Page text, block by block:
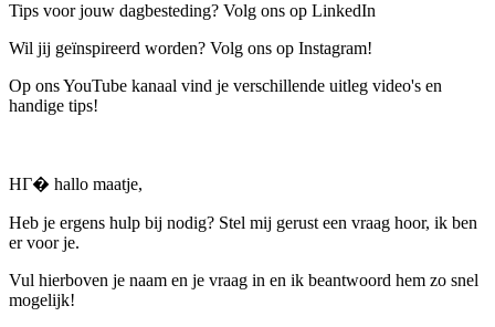
Tips voor jouw dagbesteding? Volg ons op LinkedIn
Wil jij geïnspireerd worden? Volg ons op Instagram!
Op ons YouTube kanaal vind je verschillende uitleg video's en
handige tips!
HГ� hallo maatje,
Heb je ergens hulp bij nodig? Stel mij gerust een vraag hoor, ik ben
er voor je.
Vul hierboven je naam en je vraag in en ik beantwoord hem zo snel
mogelijk!